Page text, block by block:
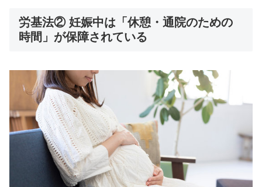
労基法② 妊娠中は「休憩・通院のための
時間」が保障されている